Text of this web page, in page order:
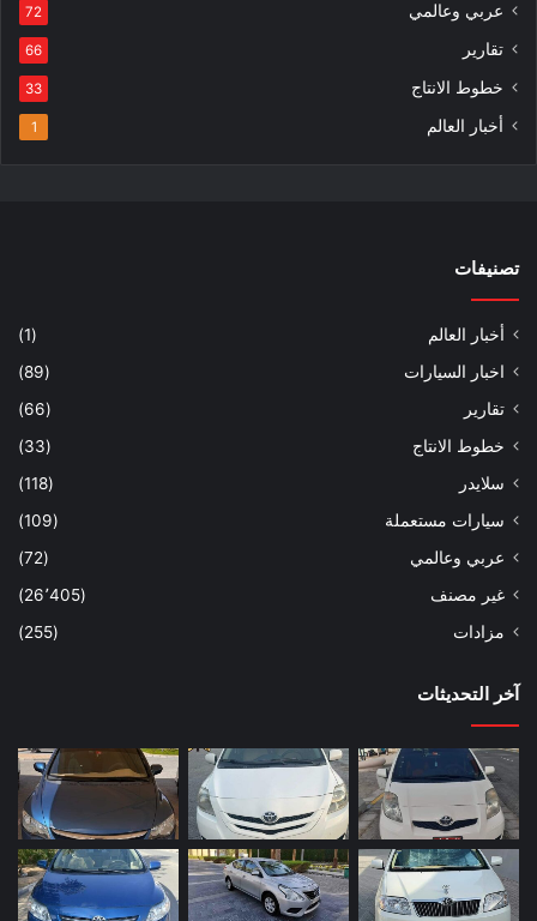
عربي وعالمي 72
تقارير 66
خطوط الانتاج 33
أخبار العالم 1
تصنيفات
أخبار العالم
(1)
اخبار السيارات
(89)
تقارير
(66)
خطوط الانتاج
(33)
سلايدر
(118)
سيارات مستعملة
(109)
عربي وعالمي
(72)
غير مصنف
(26٬405)
مزادات
(255)
آخر التحديثات